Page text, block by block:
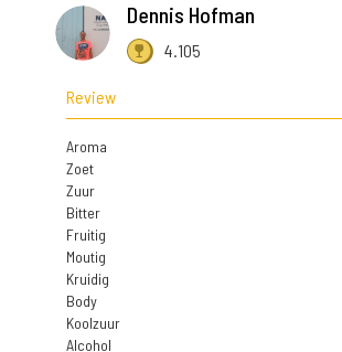
Dennis Hofman
4.105
Review
Aroma
Zoet
Zuur
Bitter
Fruitig
Moutig
Kruidig
Body
Koolzuur
Alcohol